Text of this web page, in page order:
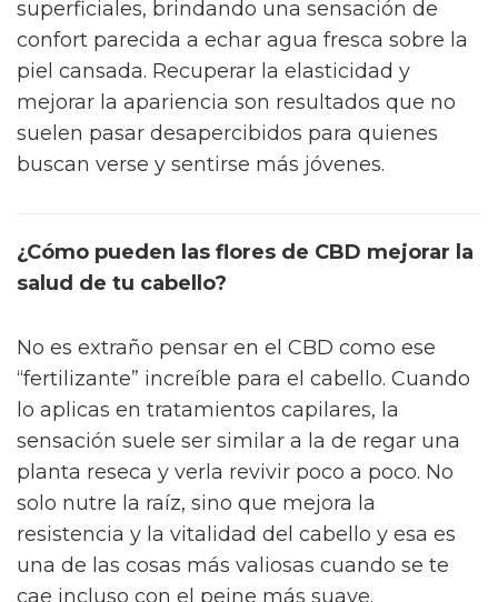
encontrara un refugio donde recuperarse y
reforzarse.
Para regular la piel grasa y el acné
A veces, lidiar con la grasa facial y el acné es
del sebo. No solo ayuda a quienes tienen la
piel grasa o propensa a los granos a mantener
imperfecciones sin resecar el rostro, lo cual no
es tan fácil de lograr con otros tratamientos.
Para una hidratación profunda y efecto
antiedad
Se habla mucho de hidratación, pero el CBD
parece llegar más lejos: penetra capas
superficiales, brindando una sensación de
confort parecida a echar agua fresca sobre la